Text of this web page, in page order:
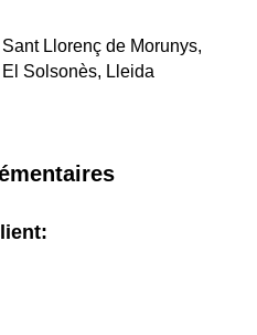
Llorenç de Morunys,
Solsonès, Lleida